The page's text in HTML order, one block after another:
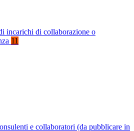
incarichi di collaborazione o
11
e collaboratori (da pubblicare in